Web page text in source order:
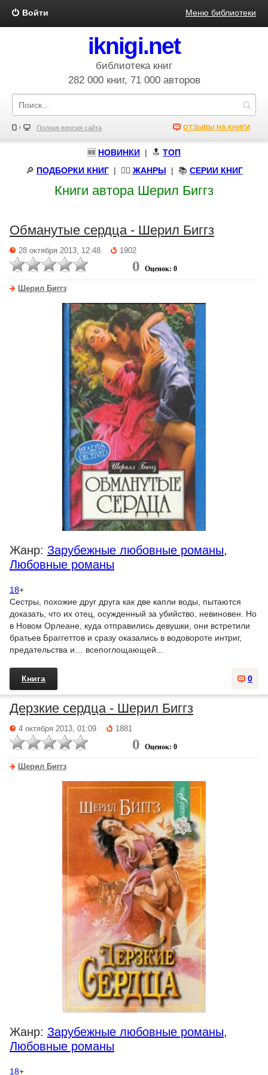
Войти Меню библиотеки
iknigi.net
библиотека книг
282 000 книг, 71 000 авторов
Полная версия сайта ОТЗЫВЫ НА КНИГИ
🆕 НОВИНКИ | 🔝 ТОП
🔎 ПОДБОРКИ КНИГ| 🧝‍♀️ ЖАНРЫ | 📚 СЕРИИ КНИГ
Книги автора Шерил Биггз
Обманутые сердца - Шерил Биггз
28 октября 2013, 12:48 1902
0 Оценок: 0
Шерил Биггз
Жанр: Зарубежные любовные романы,
Любовные романы
18+
Сестры, похожие друг друга как две капли воды, пытаются
доказать, что их отец, осужденный за убийство, невиновен. Но
в Новом Орлеане, куда отправились девушки, они встретили
братьев Браггеттов и сразу оказались в водовороте интриг,
предательства и… всепоглощающей...
0
Книга
Дерзкие сердца - Шерил Биггз
4 октября 2013, 01:09 1881
0 Оценок: 0
Шерил Биггз
Жанр: Зарубежные любовные романы,
Любовные романы
18+